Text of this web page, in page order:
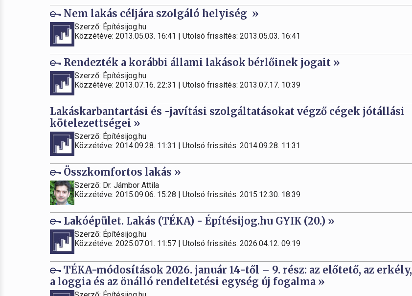
Nem lakás céljára szolgáló helyiség »
Szerző: Építésijog.hu
Közzétéve: 2013.05.03. 16:41 | Utolsó frissítés: 2013.05.03. 16:41
Rendezték a korábbi állami lakások bérlőinek jogait »
Szerző: Építésijog.hu
Közzétéve: 2013.07.16. 22:31 | Utolsó frissítés: 2013.07.17. 10:39
Lakáskarbantartási és -javítási szolgáltatásokat végző cégek jótállási
kötelezettségei »
Szerző: Építésijog.hu
Közzétéve: 2014.09.28. 11:31 | Utolsó frissítés: 2014.09.28. 11:31
Összkomfortos lakás »
Szerző: Dr. Jámbor Attila
Közzétéve: 2015.09.06. 15:28 | Utolsó frissítés: 2015.12.30. 18:39
Lakóépület. Lakás (TÉKA) - Építésijog.hu GYIK (20.) »
Szerző: Építésijog.hu
Közzétéve: 2025.07.01. 11:57 | Utolsó frissítés: 2026.04.12. 09:19
TÉKA-módosítások 2026. január 14-től – 9. rész: az előtető, az erkély,
a loggia és az önálló rendeltetési egység új fogalma »